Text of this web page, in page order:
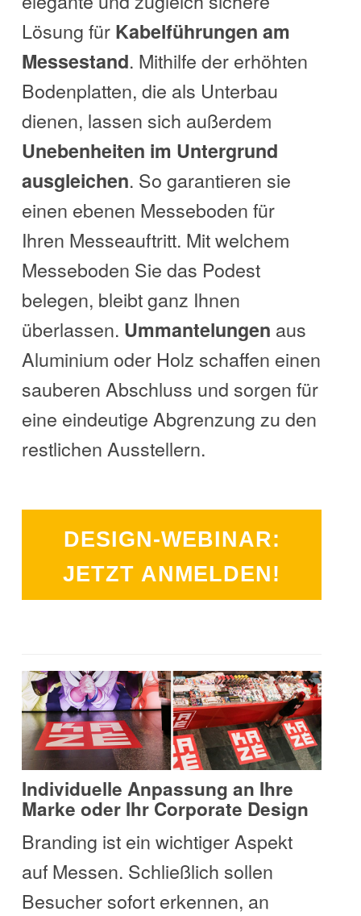
Lösung für Kabelführungen am
Messestand. Mithilfe der erhöhten
Bodenplatten, die als Unterbau
dienen, lassen sich außerdem
Unebenheiten im Untergrund
ausgleichen. So garantieren sie
einen ebenen Messeboden für
Ihren Messeauftritt. Mit welchem
Messeboden Sie das Podest
belegen, bleibt ganz Ihnen
überlassen. Ummantelungen aus
Aluminium oder Holz schaffen einen
sauberen Abschluss und sorgen für
eine eindeutige Abgrenzung zu den
restlichen Ausstellern.
DESIGN-WEBINAR:
JETZT ANMELDEN!
Individuelle Anpassung an Ihre
Marke oder Ihr Corporate Design
Branding ist ein wichtiger Aspekt
auf Messen. Schließlich sollen
Besucher sofort erkennen, an